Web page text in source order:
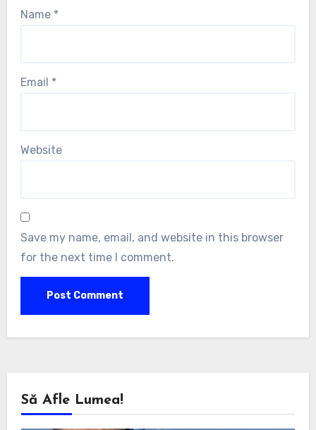
Name *
Email *
Website
Save my name, email, and website in this browser
for the next time I comment.
Să Afle Lumea!